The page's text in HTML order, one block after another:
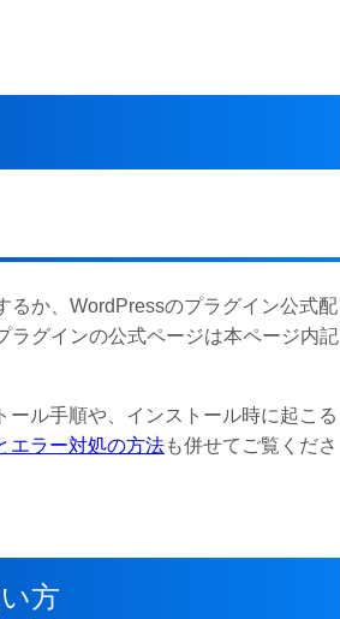
るか、WordPressのプラグイン公式配
ラグインの公式ページは本ページ内記
ル手順や、インストール時に起こる
エラー対処の方法も併せてご覧くださ
方